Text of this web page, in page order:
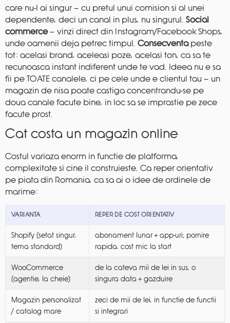
care nu-l ai singur — cu pretul unui comision si al unei
dependente, deci un canal in plus, nu singurul. Social
commerce— vinzi direct din Instagram/Facebook Shops,
unde oamenii deja petrec timpul. Consecventapeste
tot: acelasi brand, aceleasi poze, acelasi ton, ca sa te
recunoasca instant indiferent unde te vad. Ideea nu e sa
fii pe TOATE canalele, ci pe cele unde e clientul tau — un
magazin de nisa poate castiga concentrandu-se pe
doua canale facute bine, in loc sa se imprastie pe zece
facute prost.
Cat costa un magazin online
Costul variaza enorm in functie de platforma,
complexitate si cine il construieste. Ca reper orientativ
pe piata din Romania, ca sa ai o idee de ordinele de
marime:
VARIANTA REPER DE COST ORIENTATIV
Shopify (setat singur,
tema standard)
abonament lunar + app-uri; pornire
rapida, cost mic la start
WooCommerce
(agentie, la cheie)
de la cateva mii de lei in sus, o
singura data + gazduire
Magazin personalizat
/ catalog mare
zeci de mii de lei, in functie de functii
si integrari